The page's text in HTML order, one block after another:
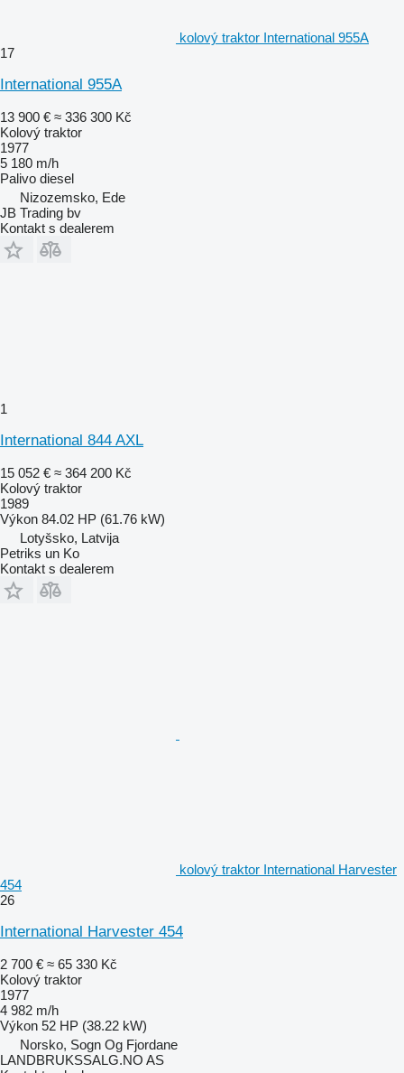
kolový traktor International 955A
17
International 955A
13 900 € ≈ 336 300 Kč
Kolový traktor
1977
5 180 m/h
Palivo diesel
Nizozemsko, Ede
JB Trading bv
Kontakt s dealerem
1
International 844 AXL
15 052 € ≈ 364 200 Kč
Kolový traktor
1989
Výkon 84.02 HP (61.76 kW)
Lotyšsko, Latvija
Petriks un Ko
Kontakt s dealerem
kolový traktor International Harvester
454
26
International Harvester 454
2 700 € ≈ 65 330 Kč
Kolový traktor
1977
4 982 m/h
Výkon 52 HP (38.22 kW)
Norsko, Sogn Og Fjordane
LANDBRUKSSALG.NO AS